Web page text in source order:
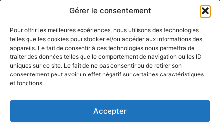
Gérer le consentement
Pour offrir les meilleures expériences, nous utilisons des technologies
telles que les cookies pour stocker et/ou accéder aux informations des
appareils. Le fait de consentir à ces technologies nous permettra de
traiter des données telles que le comportement de navigation ou les ID
uniques sur ce site. Le fait de ne pas consentir ou de retirer son
consentement peut avoir un effet négatif sur certaines caractéristiques
et fonctions.
Accepter
30 juillet 2023